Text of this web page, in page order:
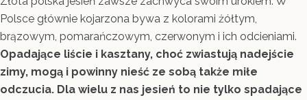
Polsce głównie kojarzona bywa z kolorami żółtym,
brązowym, pomarańczowym, czerwonym i ich odcieniami.
Opadające liście i kasztany, choć zwiastują nadejście
zimy, mogą i powinny nieść ze sobą także miłe
odczucia. Dla wielu z nas jesień to nie tylko spadające